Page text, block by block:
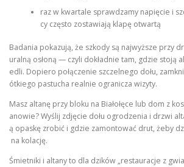
raz w kwartale sprawdzamy napięcie i
cy często zostawiają klapę otwartą
Badania pokazują, że szkody są najwyższe przy
uralną osłoną — czyli dokładnie tam, gdzie stoją
edli. Dopiero połączenie szczelnego dołu,
ótkiego pastucha realnie ogranicza wizyty.
Masz altanę przy bloku na Białołęce lub dom z
anowie? Wyślij zdjęcie dołu ogrodzenia i drzwi
ą opaskę zrobić i gdzie zamontować drut, żeby
na kolację.
Śmietniki i altany to dla dzików „restauracje z